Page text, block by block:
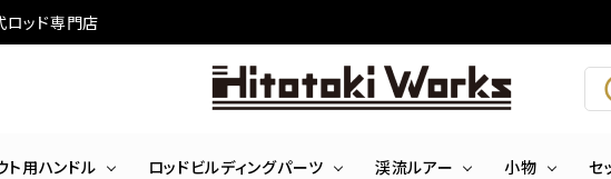
ロッド専門店
ト用ハンドル ロッドビルディングパーツ 渓流ルアー 小物 セ